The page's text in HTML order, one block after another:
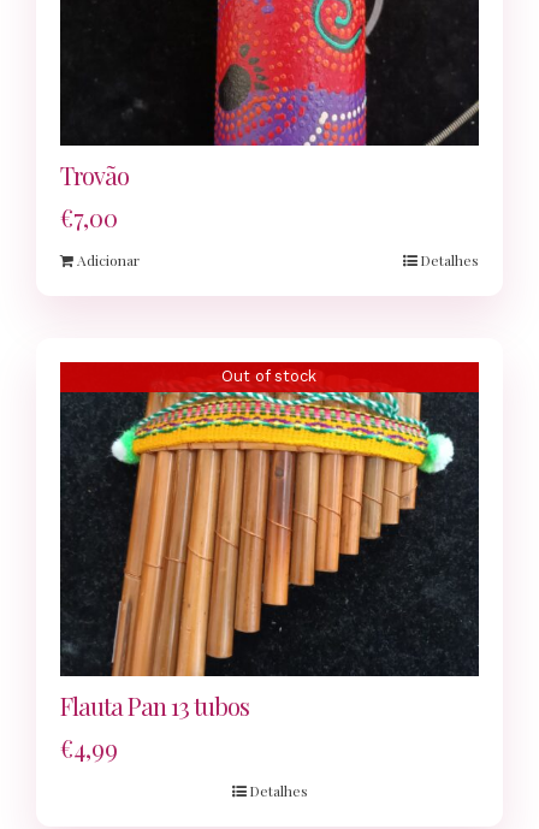
Trovão
€7,00
Adicionar Detalhes
Out of stock
Flauta Pan 13 tubos
€4,99
Detalhes